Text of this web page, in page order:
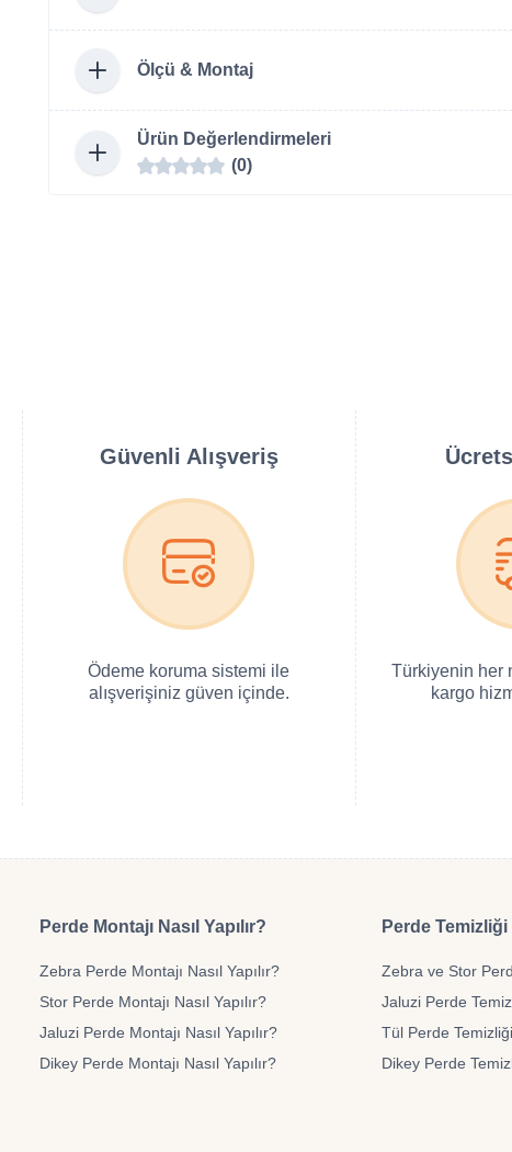
Ölçü & Montaj
Ürün Değerlendirmeleri
(0)
Güvenli Alışveriş
Ödeme koruma sistemi ile
alışverişiniz güven içinde.
Türkiyenin her
kargo
Perde Montajı Nasıl Yapılır?
Zebra Perde Montajı Nasıl Yapılır?
Stor Perde Montajı Nasıl Yapılır?
Jaluzi Perde Montajı Nasıl Yapılır?
Dikey Perde Montajı Nasıl Yapılır?
Perde Temizliği
Zebra ve Stor
Jaluzi Perde
Tül Perde Temizliği
Dikey Perde